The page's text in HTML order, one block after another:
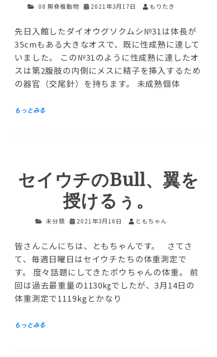
08 無脊椎動物 2021年3月17日 もりたき
先日入館したダイオウグソクムシ№31は体長が
35cmもある大きなオスで、既に性成熟に達して
いました。 この№31のように性成熟に達したオ
スは第2腹肢の内側にメスに精子を挿入するため
の器官（交尾針）を持ちます。 未成熟個体
セイウチのBull、翼を
授けるぅ。
未分類 2021年3月16日 ともちゃん
皆さんこんにちは、ともちゃんです。 さてさ
て、毎週日曜日はセイウチたちの体重測定で
す。 度々話題にしてきたポウちゃんの体重。 前
回は過去最重量の1130㎏でしたが、3月14日の
体重測定で1119kgとかなり